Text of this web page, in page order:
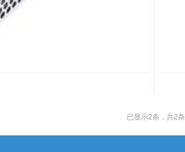
已显示2条，共2条